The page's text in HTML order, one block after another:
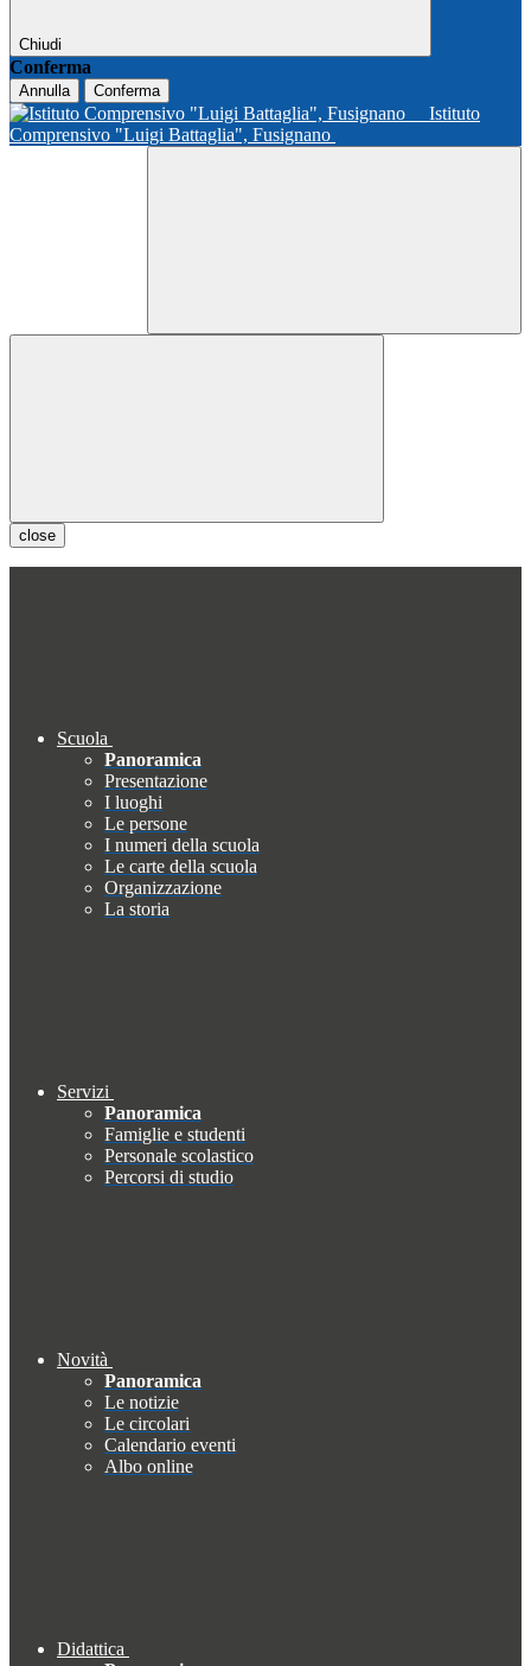
Chiudi
Conferma
Annulla Conferma
Istituto
Comprensivo "Luigi Battaglia", Fusignano
close
Scuola
Panoramica
Presentazione
I luoghi
Le persone
I numeri della scuola
Le carte della scuola
Organizzazione
La storia
Servizi
Panoramica
Famiglie e studenti
Personale scolastico
Percorsi di studio
Novità
Panoramica
Le notizie
Le circolari
Calendario eventi
Albo online
Didattica